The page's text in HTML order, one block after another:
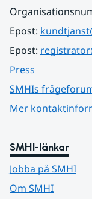
Epost:
Epost:
Press
SMHIs
Mer
SMHI-länkar
Jobba på SMHI
Om SMHI